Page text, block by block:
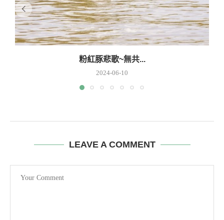
粉紅豚悲歌~無共...
2024-06-10
LEAVE A COMMENT